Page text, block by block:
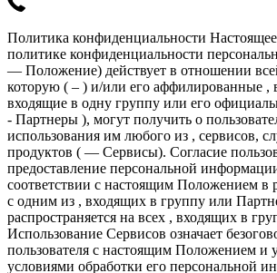
Политика конфиденциальности
политике конфиденциальности
— Положение) действует в отношении
которую ( – ) и/или его аффилированные ,
входящие в одну группу или его
- Партнеры ), могут получить о
использования им любого из , сервисов,
продуктов ( — Сервисы). Согласие
предоставление персональной
соответствии с настоящим Положением в
с одним из , входящих в группу или
распространяется на всех , входящих в
Использование Сервисов означает
пользователя с настоящим Положением и
условиями обработки его персональной